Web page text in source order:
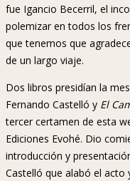
fue Igancio Becerril, el
polemizar en todos los
que tenemos que
de un largo viaje.
Dos libros presidían la
Fernando Castelló y El
tercer certamen de esta
Ediciones Evohé. Dio
introducción y
Castelló que alabó el acto